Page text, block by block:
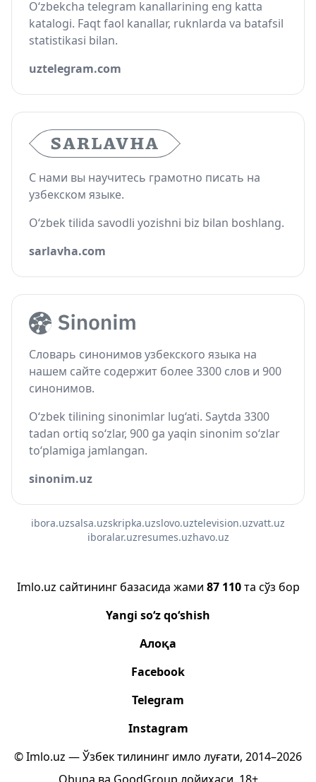
O‘zbekcha telegram kanallarining eng katta
katalogi. Faqt faol kanallar, ruknlarda va batafsil
statistikasi bilan.
uztelegram.com
С нами вы научитесь грамотно писать на
узбекском языке.
O‘zbek tilida savodli yozishni biz bilan boshlang.
sarlavha.com
Словарь синонимов узбекского языка на
нашем сайте содержит более 3300 слов и 900
синонимов.
O‘zbek tilining sinonimlar lug‘ati. Saytda 3300
tadan ortiq so‘zlar, 900 ga yaqin sinonim so‘zlar
to‘plamiga jamlangan.
sinonim.uz
ibora.uzsalsa.uzskripka.uzslovo.uztelevision.uzvatt.uz
iboralar.uzresumes.uzhavo.uz
Imlo.uz сайтининг базасида жами 87 110та сўз бор
Yangi so‘z qo‘shish
Алоқа
Facebook
Telegram
Instagram
© Imlo.uz — Ўзбек тилининг имло луғати, 2014–2026